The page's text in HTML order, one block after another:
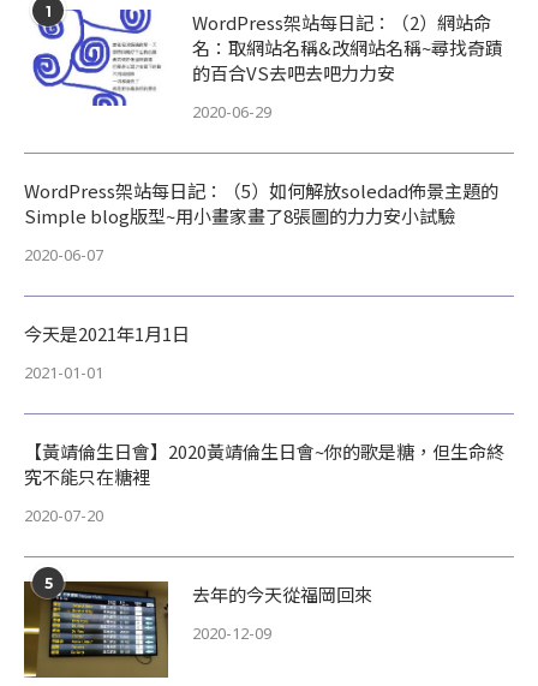
1
WordPress架站每日記：（2）網站命
名：取網站名稱&改網站名稱~尋找奇蹟
的百合VS去吧去吧力力安
2020-06-29
WordPress架站每日記：（5）如何解放soledad佈景主題的
Simple blog版型~用小畫家畫了8張圖的力力安小試驗
2020-06-07
今天是2021年1月1日
2021-01-01
【黃靖倫生日會】2020黃靖倫生日會~你的歌是糖，但生命終
究不能只在糖裡
2020-07-20
5 去年的今天從福岡回來
2020-12-09